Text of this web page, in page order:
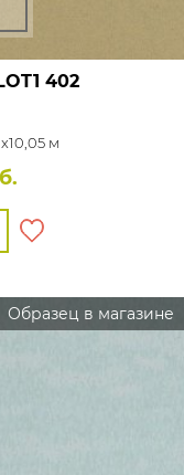
402
м
Образец в магазине